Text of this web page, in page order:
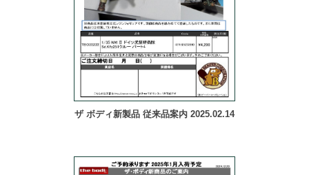
ザ ボディ新製品 従来品案内 2025.02.14